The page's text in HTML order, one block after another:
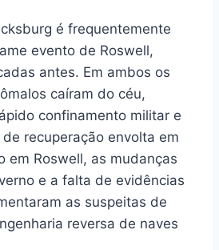
é frequentemente
evento de Roswell,
antes. Em ambos os
caíram do céu,
confinamento militar e
recuperação envolta em
em Roswell, as mudanças
e a falta de evidências
as suspeitas de
reversa de naves